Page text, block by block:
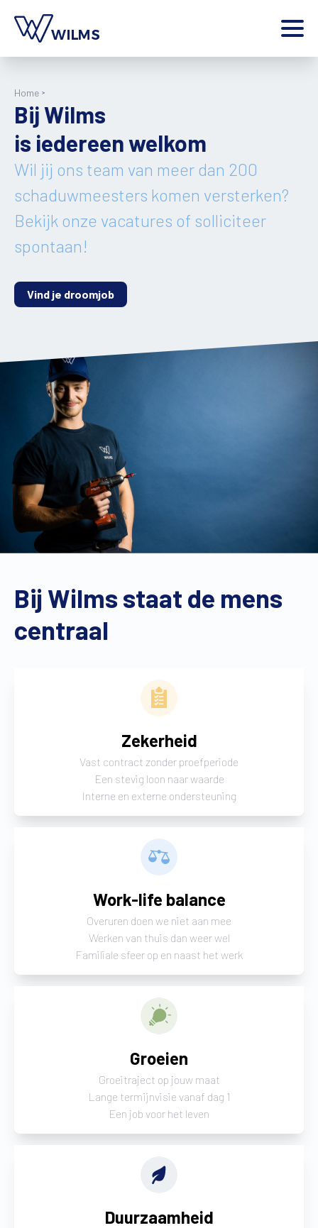
Producten
Tools
Contact
Extra
Home
Bij Wilms
is iedereen welkom
Wil jij ons team van meer dan 200
schaduwmeesters komen versterken?
Bekijk onze vacatures of solliciteer
spontaan!
Vind je droomjob
Bij Wilms staat de mens
centraal
Zekerheid
Vast contract zonder proefperiode
Een stevig loon naar waarde
Interne en externe ondersteuning
Work-life balance
Overuren doen we niet aan mee
Werken van thuis dan weer wel
Familiale sfeer op en naast het werk
Groeien
Groeitraject op jouw maat
Lange termijnvisie vanaf dag 1
Een job voor het leven
Duurzaamheid